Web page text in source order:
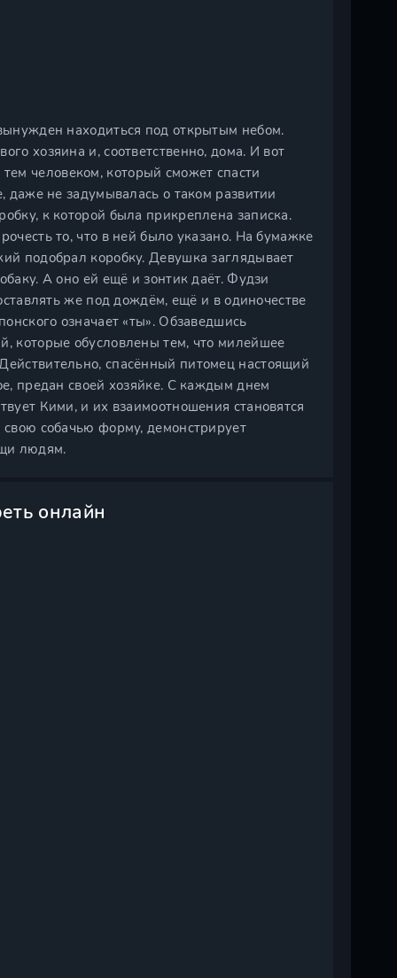
находиться под открытым небом.
хозяина и, соответственно, дома. И вот
человеком, который сможет спасти
даже не задумывалась о таком развитии
к которой была прикреплена записка.
то, что в ней было указано. На бумажке
подобрал коробку. Девушка заглядывает
А оно ей ещё и зонтик даёт. Фудзи
же под дождём, ещё и в одиночестве
означает «ты». Обзаведшись
которые обусловлены тем, что милейшее
спасённый питомец настоящий
предан своей хозяйке. С каждым днем
Кими, и их взаимоотношения становятся
собачью форму, демонстрирует
людям.
онлайн